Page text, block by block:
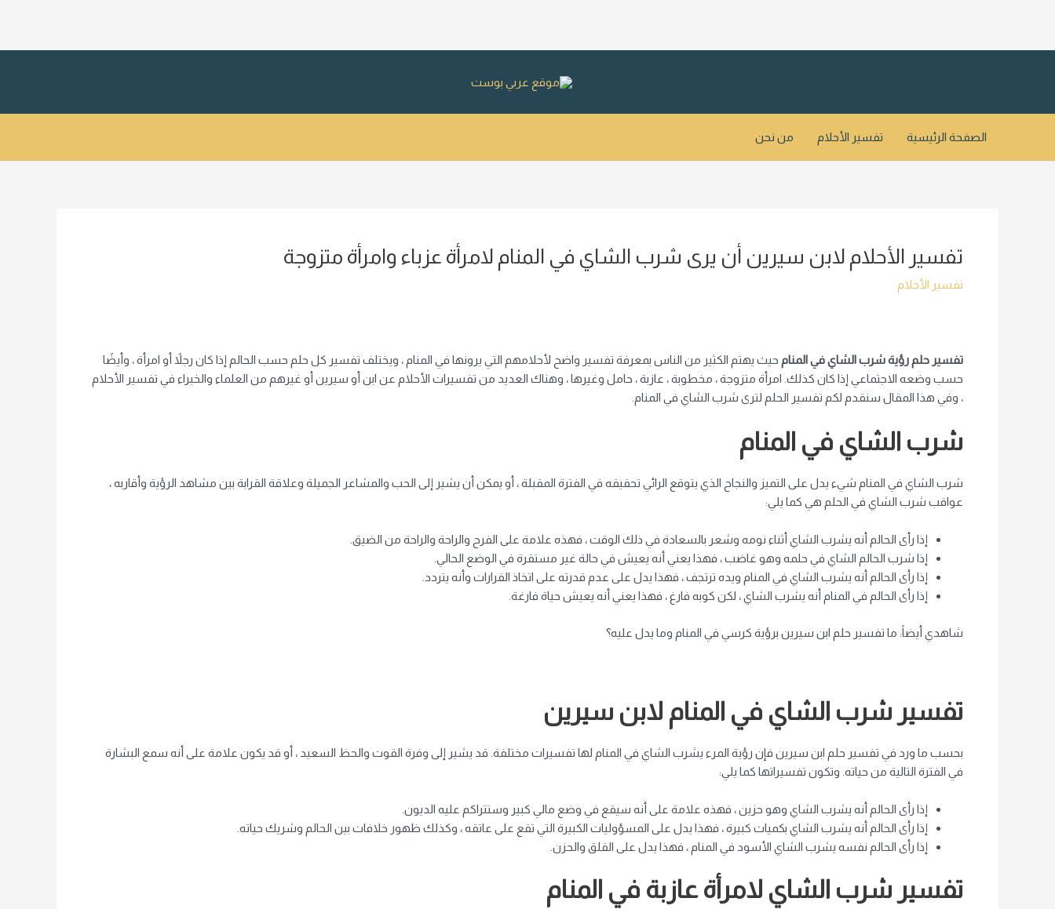
الصفحة الرئيسية تفسير الأحلام من نحن
تفسير الأحلام لابن سيرين أن يرى شرب الشاي في المنام لامرأة عزباء وامرأة متزوجة
تفسير الأحلام
تفسير حلم رؤية شرب الشاي في المنام حيث يهتم الكثير من الناس بمعرفة تفسير واضح لأحلامهم التي يرونها في المنام ، ويختلف تفسير كل حلم حسب الحالم إذا كان رجلاً أو امرأة ، وأيضًا
حسب وضعه الاجتماعي إذا كان كذلك. امرأة متزوجة ، مخطوبة ، عازبة ، حامل وغيرها ، وهناك العديد من تفسيرات الأحلام عن ابن أو سيرين أو غيرهم من العلماء والخبراء في تفسير الأحلام
، وفي هذا المقال سنقدم لكم تفسير الحلم لترى شرب الشاي في المنام.
شرب الشاي في المنام
شرب الشاي في المنام شيء يدل على التميز والنجاح الذي يتوقع الرائي تحقيقه في الفترة المقبلة ، أو يمكن أن يشير إلى الحب والمشاعر الجميلة وعلاقة القرابة بين مشاهد الرؤية وأقاربه ،
عواقب شرب الشاي في الحلم هي كما يلي:
إذا رأى الحالم أنه يشرب الشاي أثناء نومه وشعر بالسعادة في ذلك الوقت ، فهذه علامة على الفرح والراحة والراحة من الضيق.
إذا شرب الحالم الشاي في حلمه وهو غاضب ، فهذا يعني أنه يعيش في حالة غير مستقرة في الوضع الحالي.
إذا رأى الحالم أنه يشرب الشاي في المنام ويده ترتجف ، فهذا يدل على عدم قدرته على اتخاذ القرارات وأنه يتردد.
إذا رأى الحالم في المنام أنه يشرب الشاي ، لكن كوبه فارغ ، فهذا يعني أنه يعيش حياة فارغة.
شاهدي أيضاً: ما تفسير حلم ابن سيرين برؤية كرسي في المنام وما يدل عليه؟
تفسير شرب الشاي في المنام لابن سيرين
بحسب ما ورد في تفسير حلم ابن سيرين فإن رؤية المرء يشرب الشاي في المنام لها تفسيرات مختلفة. قد يشير إلى وفرة القوت والحظ السعيد ، أو قد يكون علامة على أنه سمع البشارة
في الفترة التالية من حياته. وتكون تفسيراتها كما يلي:
إذا رأى الحالم أنه يشرب الشاي وهو حزين ، فهذه علامة على أنه سيقع في وضع مالي كبير وستتراكم عليه الديون.
إذا رأى الحالم أنه يشرب الشاي بكميات كبيرة ، فهذا يدل على المسؤوليات الكبيرة التي تقع على عاتقه ، وكذلك ظهور خلافات بين الحالم وشريك حياته.
إذا رأى الحالم نفسه يشرب الشاي الأسود في المنام ، فهذا يدل على القلق والحزن.
تفسير شرب الشاي لامرأة عازبة في المنام